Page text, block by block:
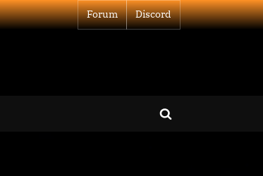
Forum Discord
Toggle